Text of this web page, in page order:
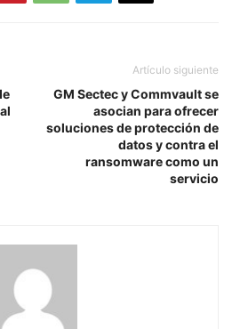
Artículo siguiente
GM Sectec y Commvault se
asocian para ofrecer
soluciones de protección de
datos y contra el
ransomware como un
servicio